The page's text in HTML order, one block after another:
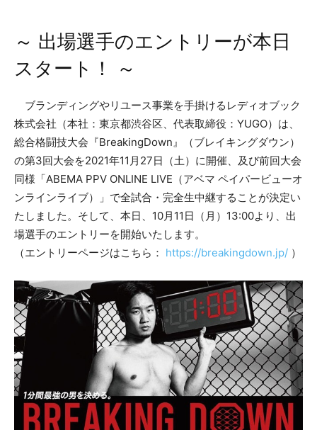
～ 出場選手のエントリーが本日
スタート！ ～
ブランディングやリユース事業を手掛けるレディオブック
株式会社（本社：東京都渋谷区、代表取締役：YUGO）は、
総合格闘技大会『BreakingDown』（ブレイキングダウン）
の第3回大会を2021年11月27日（土）に開催、及び前回大会
同様「ABEMA PPV ONLINE LIVE（アベマ ペイパービューオ
ンラインライブ）」で全試合・完全生中継することが決定い
たしました。そして、本日、10月11日（月）13:00より、出
場選手のエントリーを開始いたします。
（エントリーページはこちら： https://breakingdown.jp/ ）